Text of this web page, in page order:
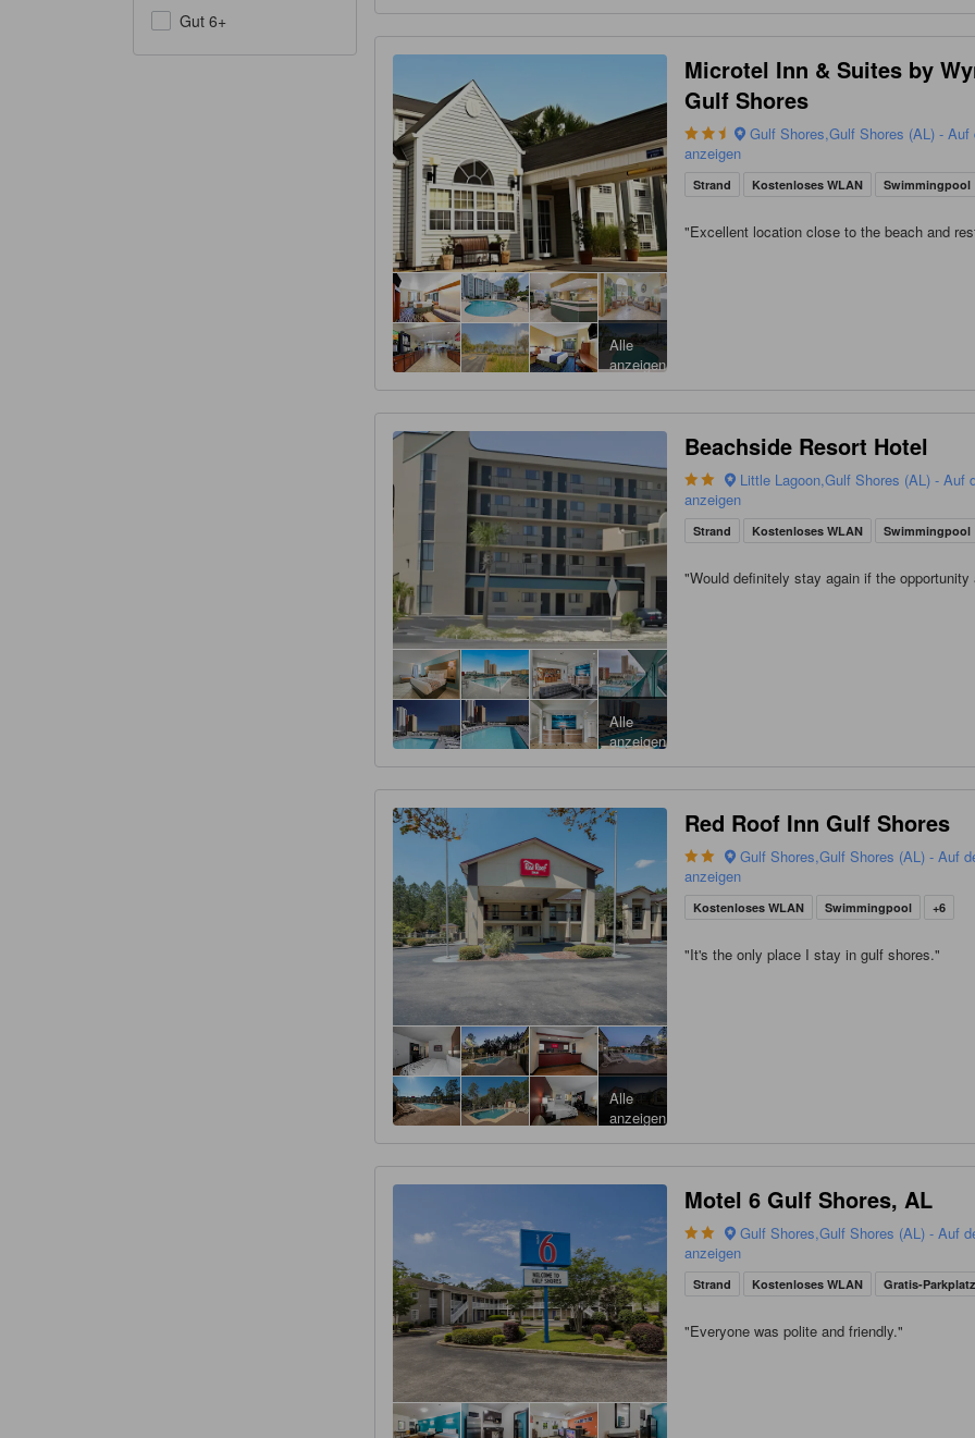
Gut 6+
Alle
anzeigen
Microtel Inn & Suites by
Gulf Shores
Gulf Shores,Gulf Shores (AL) - Auf
anzeigen
Strand Kostenloses WLAN Swimmingpool
"Excellent location close to the beach and
Alle
anzeigen
Beachside Resort Hotel
Little Lagoon,Gulf Shores (AL) - Auf
anzeigen
Strand Kostenloses WLAN Swimmingpool
"Would definitely stay again if the opportunity
Alle
anzeigen
Red Roof Inn Gulf Shores
Gulf Shores,Gulf Shores (AL) - Auf
anzeigen
Kostenloses WLAN Swimmingpool +6
"It's the only place I stay in gulf shores."
Motel 6 Gulf Shores, AL
Gulf Shores,Gulf Shores (AL) - Auf
anzeigen
Strand Kostenloses WLAN Gratis-
"Everyone was polite and friendly."